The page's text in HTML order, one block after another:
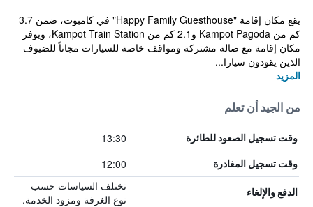
يقع مكان إقامة "Happy​​ Family Guesthouse" في كامبوت، ضمن 3.7
كم من Kampot Pagoda و2.1 كم من Kampot Train Station، ويوفر
مكان إقامة مع صالة مشتركة ومواقف خاصة للسيارات مجاناً للضيوف
الذين يقودون سيارا...
المزيد
من الجيد أن تعلم
وقت تسجيل الصعود للطائرة 13:30
وقت تسجيل المغادرة 12:00
الدفع والإلغاء
تختلف السياسات حسب
نوع الغرفة ومزود الخدمة.